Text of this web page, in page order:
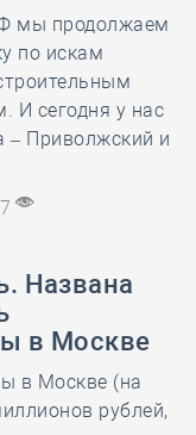
мы продолжаем
по искам
И сегодня у нас
– Приволжский и
Названа
в Москве
в Москве (на
рублей,